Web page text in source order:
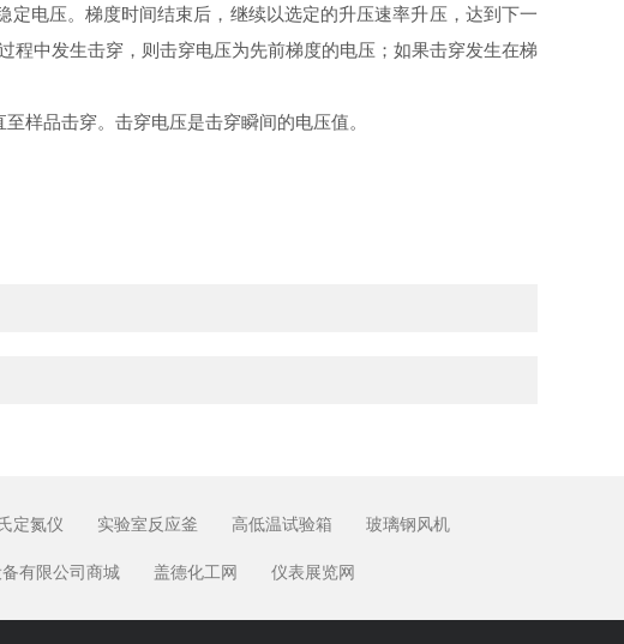
电压。梯度时间结束后，继续以选定的升压速率升压，达到下一
中发生击穿，则击穿电压为先前梯度的电压；如果击穿发生在梯
品击穿。击穿电压是击穿瞬间的电压值。
定氮仪 实验室反应釜 高低温试验箱 玻璃钢风机
有限公司商城 盖德化工网 仪表展览网